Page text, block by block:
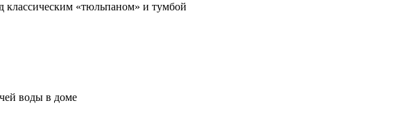
классическим «тюльпаном» и тумбой
воды в доме